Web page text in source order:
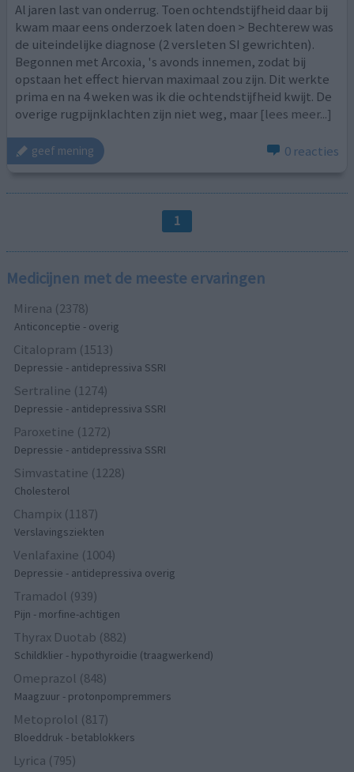
Al jaren last van onderrug. Toen ochtendstijfheid daar bij
kwam maar eens onderzoek laten doen > Bechterew was
de uiteindelijke diagnose (2 versleten SI gewrichten).
Begonnen met Arcoxia, 's avonds innemen, zodat bij
opstaan het effect hiervan maximaal zou zijn. Dit werkte
prima en na 4 weken was ik die ochtendstijfheid kwijt. De
overige rugpijnklachten zijn niet weg, maar [lees meer...]
geef mening 0 reacties
1
Medicijnen met de meeste ervaringen
Mirena (2378)
Anticonceptie - overig
Citalopram (1513)
Depressie - antidepressiva SSRI
Sertraline (1274)
Depressie - antidepressiva SSRI
Paroxetine (1272)
Depressie - antidepressiva SSRI
Simvastatine (1228)
Cholesterol
Champix (1187)
Verslavingsziekten
Venlafaxine (1004)
Depressie - antidepressiva overig
Tramadol (939)
Pijn - morfine-achtigen
Thyrax Duotab (882)
Schildklier - hypothyroidie (traagwerkend)
Omeprazol (848)
Maagzuur - protonpompremmers
Metoprolol (817)
Bloeddruk - betablokkers
Lyrica (795)